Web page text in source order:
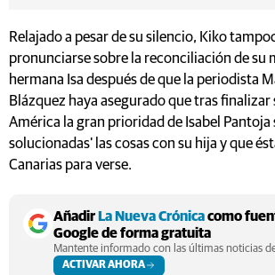
Relajado a pesar de su silencio, Kiko
pronunciarse sobre la reconciliación de su
hermana Isa después de que la periodista
Blázquez haya asegurado que tras finalizar
América la gran prioridad de Isabel Pantoja
solucionadas' las cosas con su hija y que
Canarias para verse.
AñadirLa Nueva Crónicacomo
Google de forma gratuita
Mantente informado con las últimas noticias
ACTIVAR AHORA